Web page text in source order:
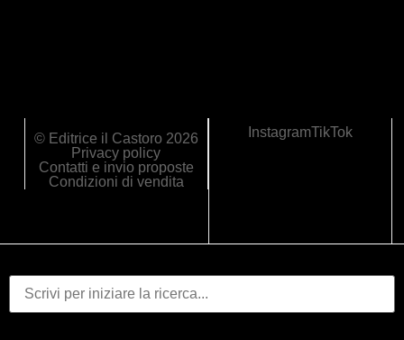
© Editrice il Castoro 2026
Privacy policy
Contatti e invio proposte
Condizioni di vendita
InstagramTikTok